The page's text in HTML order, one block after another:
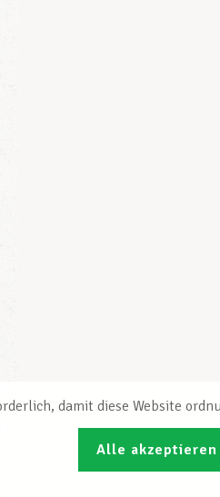
damit diese Website
Alle akzeptieren